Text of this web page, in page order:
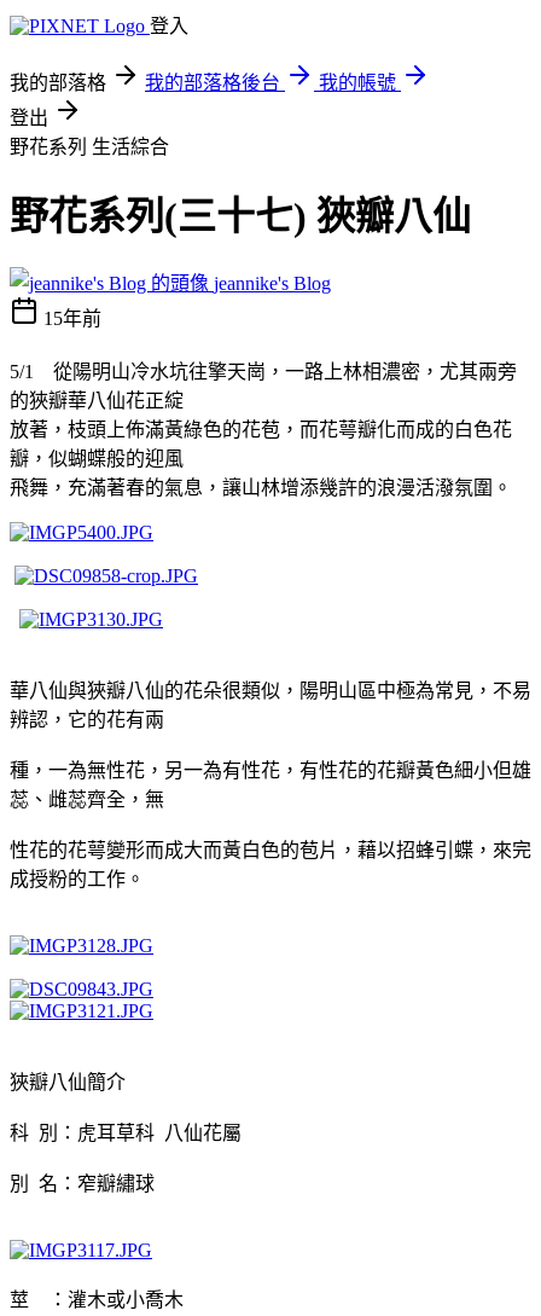
登入
我的部落格 我的部落格後台
我的帳號
登出
野花系列 生活綜合
野花系列(三十七) 狹瓣八仙
jeannike's Blog
15年前
5/1 從陽明山冷水坑往擎天崗，一路上林相濃密，尤其兩旁
的狹瓣華八仙花正綻
放著，枝頭上佈滿黃綠色的花苞，而花萼瓣化而成的白色花
瓣，似蝴蝶般的迎風
飛舞，充滿著春的氣息，讓山林增添幾許的浪漫活潑氛圍。
華八仙與狹瓣八仙的花朵很類似，陽明山區中極為常見，不易
辨認，它的花有兩
種，一為無性花，另一為有性花，有性花的花瓣黃色細小但雄
蕊、雌蕊齊全，無
性花的花萼變形而成大而黃白色的苞片，藉以招蜂引蝶，來完
成授粉的工作。
狹瓣八仙簡介
科 別：虎耳草科 八仙花屬
別 名： 窄瓣繡球
莖 ：灌木或小喬木